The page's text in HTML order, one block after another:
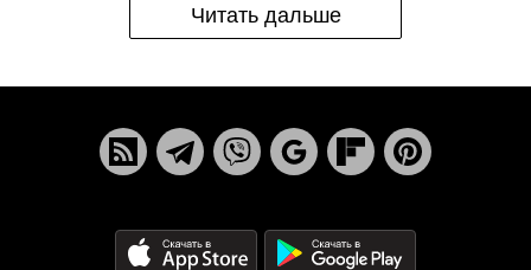
Читать дальше